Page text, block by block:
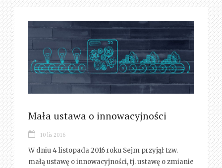
Mała ustawa o innowacyjności
10 lis 2016
W dniu 4 listopada 2016 roku Sejm przyjął tzw.
małą ustawę o innowacyjności, tj. ustawę o zmianie